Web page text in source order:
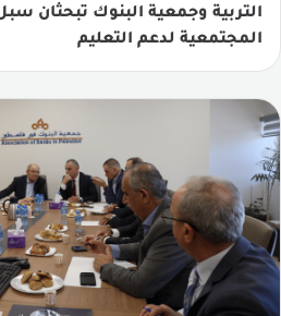
التربية وجمعية البنوك تبحثان
المجتمعية لدعم التعليم